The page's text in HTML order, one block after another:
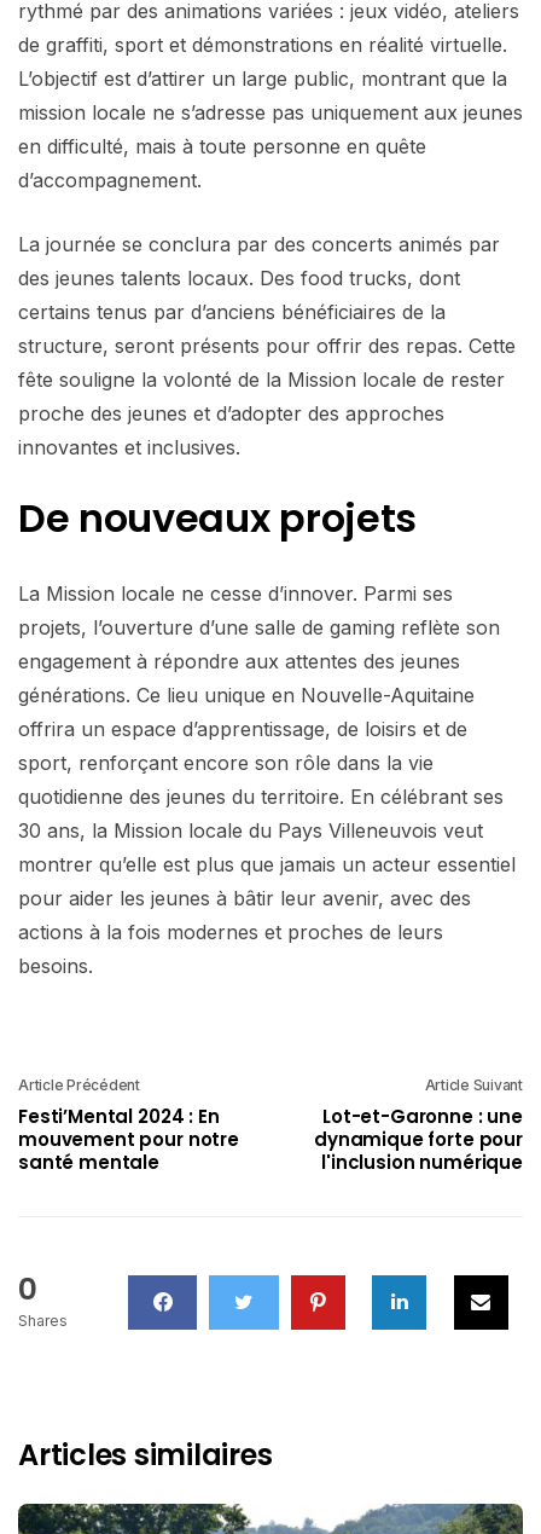
rythmé par des animations variées : jeux vidéo, ateliers
de graffiti, sport et démonstrations en réalité virtuelle.
L’objectif est d’attirer un large public, montrant que la
mission locale ne s’adresse pas uniquement aux jeunes
en difficulté, mais à toute personne en quête
d’accompagnement.
La journée se conclura par des concerts animés par
des jeunes talents locaux. Des food trucks, dont
certains tenus par d’anciens bénéficiaires de la
structure, seront présents pour offrir des repas. Cette
fête souligne la volonté de la Mission locale de rester
proche des jeunes et d’adopter des approches
innovantes et inclusives.
De nouveaux projets
La Mission locale ne cesse d’innover. Parmi ses
projets, l’ouverture d’une salle de gaming reflète son
engagement à répondre aux attentes des jeunes
générations. Ce lieu unique en Nouvelle-Aquitaine
offrira un espace d’apprentissage, de loisirs et de
sport, renforçant encore son rôle dans la vie
quotidienne des jeunes du territoire. En célébrant ses
30 ans, la Mission locale du Pays Villeneuvois veut
montrer qu’elle est plus que jamais un acteur essentiel
pour aider les jeunes à bâtir leur avenir, avec des
actions à la fois modernes et proches de leurs
besoins.
Article Précédent
Festi’Mental 2024 : En
mouvement pour notre
santé mentale
Article Suivant
Lot-et-Garonne : une
dynamique forte pour
l'inclusion numérique
0
Shares
Articles similaires